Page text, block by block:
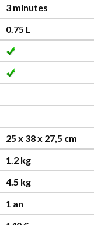
3 minutes
0.75 L
25 x 38 x 27,5 cm
1.2 kg
4.5 kg
1 an